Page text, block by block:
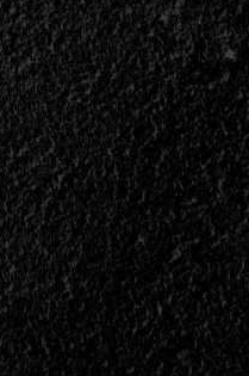
a
La
Florida</div>